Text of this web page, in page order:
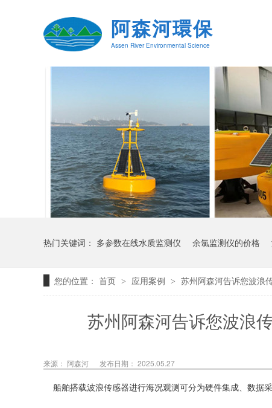
阿森河環保
Assen River Environmental Science
热门关键词： 多参数在线水质监测仪 余氯监测仪的价格
您的位置： 首页 > 应用案例 > 苏州阿森河告诉您波浪
苏州阿森河告诉您波浪
来源： 阿森河 发布日期： 2025.05.27
船舶搭载波浪传感器进行海况观测可分为硬件集成、数据